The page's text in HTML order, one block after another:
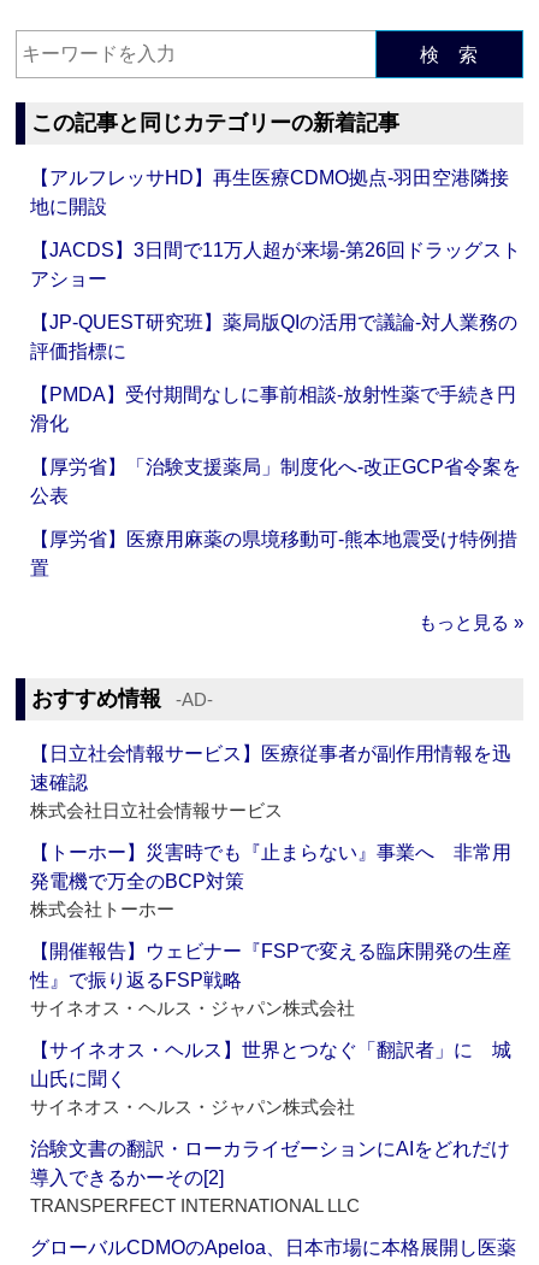
検 索
この記事と同じカテゴリーの新着記事
【アルフレッサHD】再生医療CDMO拠点‐羽田空港隣接
地に開設
【JACDS】3日間で11万人超が来場‐第26回ドラッグスト
アショー
【JP-QUEST研究班】薬局版QIの活用で議論‐対人業務の
評価指標に
【PMDA】受付期間なしに事前相談‐放射性薬で手続き円
滑化
【厚労省】「治験支援薬局」制度化へ‐改正GCP省令案を
公表
【厚労省】医療用麻薬の県境移動可‐熊本地震受け特例措
置
もっと見る »
おすすめ情報 ‐AD‐
【日立社会情報サービス】医療従事者が副作用情報を迅
速確認
株式会社日立社会情報サービス
【トーホー】災害時でも『止まらない』事業へ 非常用
発電機で万全のBCP対策
株式会社トーホー
【開催報告】ウェビナー『FSPで変える臨床開発の生産
性』で振り返るFSP戦略
サイネオス・ヘルス・ジャパン株式会社
【サイネオス・ヘルス】世界とつなぐ「翻訳者」に 城
山氏に聞く
サイネオス・ヘルス・ジャパン株式会社
治験文書の翻訳・ローカライゼーションにAIをどれだけ
導入できるかーその[2]
TRANSPERFECT INTERNATIONAL LLC
グローバルCDMOのApeloa、日本市場に本格展開し医薬